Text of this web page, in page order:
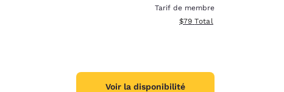
Tarif de membre
Afficher les détails totaux
$79 Total
Voir la disponibilité